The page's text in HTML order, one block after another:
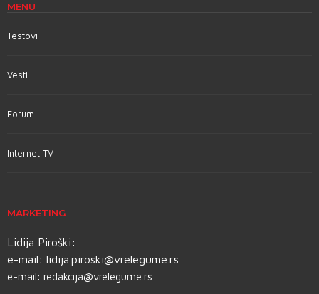
MENU
Testovi
Vesti
Forum
Internet TV
MARKETING
Lidija Piroški:
e-mail: lidija.piroski@vrelegume.rs
e-mail: redakcija@vrelegume.rs